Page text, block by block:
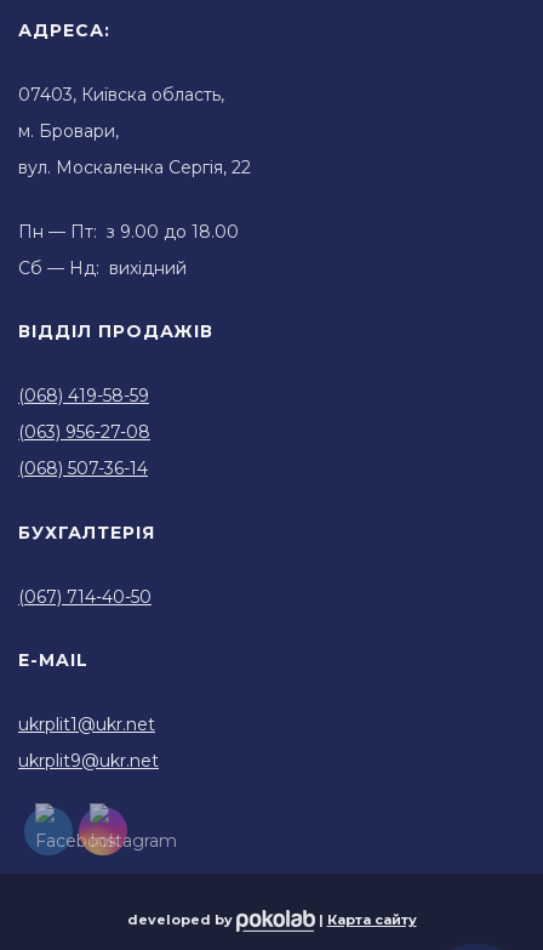
АДРЕСА:
07403, Київска область,
м. Бровари,
вул. Москаленка Сергія, 22
Пн — Пт: з 9.00 до 18.00
Сб — Нд: вихідний
ВІДДІЛ ПРОДАЖІВ
(068) 419-58-59
(063) 956-27-08
(068) 507-36-14
БУХГАЛТЕРІЯ
(067) 714-40-50
E-MAIL
ukrplit1@ukr.net
ukrplit9@ukr.net
developed by | Карта сайту